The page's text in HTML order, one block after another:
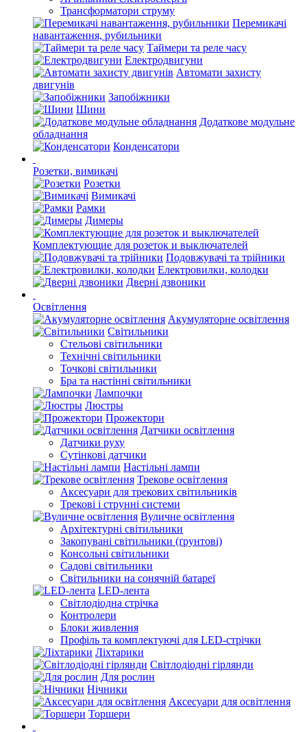
Трансформатори струму
Перемикачі
навантаження, рубильники
Таймери та реле часу
Електродвигуни
Автомати захисту
двигунів
Запобіжники
Шини
Додаткове модульне
обладнання
Конденсатори
Розетки, вимикачі
Розетки
Вимикачі
Рамки
Димеры
Комплектующие для розеток и выключателей
Подовжувачі та трійники
Електровилки, колодки
Дверні дзвоники
Освітлення
Акумуляторне освітлення
Світильники
Стельові світильники
Технічні світильники
Точкові світильники
Бра та настінні світильники
Лампочки
Люстры
Прожектори
Датчики освітлення
Датчики руху
Сутінкові датчики
Настільні лампи
Трекове освітлення
Аксесуари для трекових світильників
Трекові і струнні системи
Вуличне освітлення
Архітектурні світильники
Закопувані світильники (ґрунтові)
Консольні світильники
Садові світильники
Світильники на сонячній батареї
LED-лента
Світлодіодна стрічка
Контролери
Блоки живлення
Профіль та комплектуючі для LED-стрічки
Ліхтарики
Світлодіодні гірлянди
Для рослин
Нічники
Аксесуари для освітлення
Торшери